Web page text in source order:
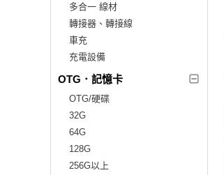
多合一 線材
轉接器、轉接線
車充
充電設備
OTG．記憶卡
OTG/硬碟
32G
64G
128G
256G以上